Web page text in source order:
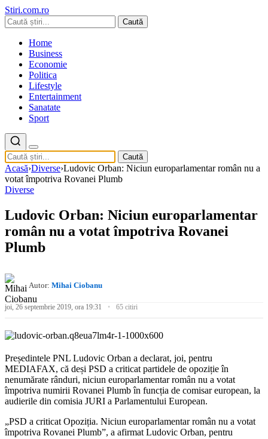
Stiri.com.ro
Caută
Home
Business
Economie
Politica
Lifestyle
Entertainment
Sanatate
Sport
Caută
Acasă›Diverse›Ludovic Orban: Niciun europarlamentar român nu a
votat împotriva Rovanei Plumb
Diverse
Ludovic Orban: Niciun europarlamentar
român nu a votat împotriva Rovanei
Plumb
Autor: Mihai Ciobanu
joi, 26 septembrie 2019, ora 19:31 65 citiri
Președintele PNL Ludovic Orban a declarat, joi, pentru
MEDIAFAX, că deși PSD a criticat partidele de opoziție în
nenumărate rânduri, niciun europarlamentar român nu a votat
împotriva numirii Rovanei Plumb în funcția de comisar european, la
audierile din comisia JURI a Parlamentului European.
„PSD a criticat Opoziția. Niciun europarlamentar român nu a votat
împotriva Rovanei Plumb”, a afirmat Ludovic Orban, pentru